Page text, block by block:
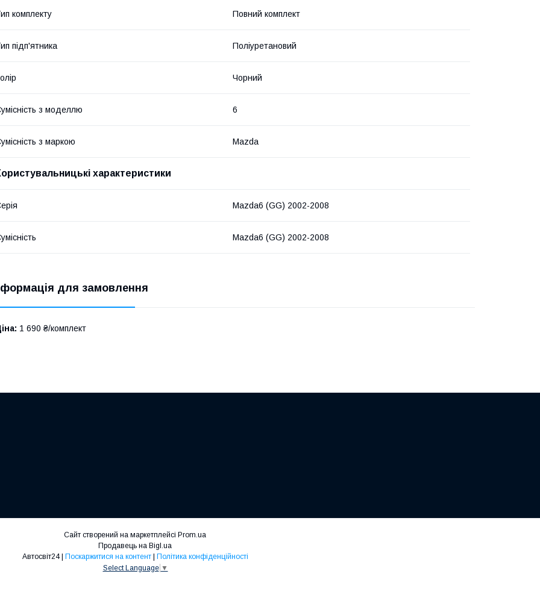
комплекту Повний комплект
підп'ятника Поліуретановий
Чорний
з моделлю 6
з маркою Mazda
характеристики
Mazda6 (GG) 2002-2008
Mazda6 (GG) 2002-2008
для замовлення
1 690 ₴/комплект
Сайт створений на маркетплейсі Prom.ua
Продавець на Bigl.ua
Автосвіт24 | Поскаржитися на контент | Політика конфіденційності
Select Language ▼